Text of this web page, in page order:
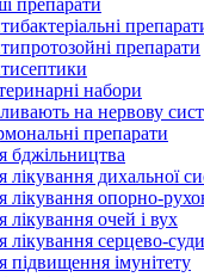
препарати
препарати
набори
на нервову
препарати
бджільництва
лікування дихальної
лікування опорно-
лікування очей і вух
лікування серцево-
підвищення імунітету